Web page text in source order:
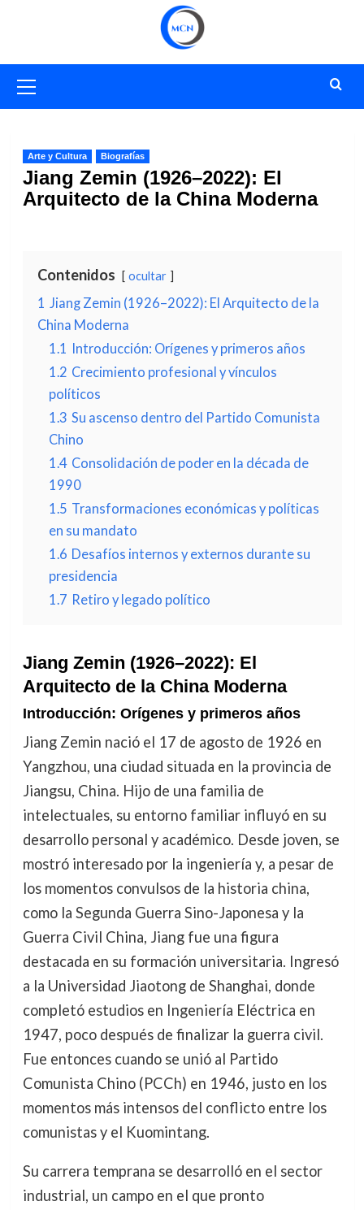
primario
Arte y Cultura Biografías
Jiang Zemin (1926–2022): El
Arquitecto de la China Moderna
Contenidos ocultar
1 Jiang Zemin (1926–2022): El Arquitecto de la
China Moderna
1.1 Introducción: Orígenes y primeros años
1.2 Crecimiento profesional y vínculos
políticos
1.3 Su ascenso dentro del Partido Comunista
Chino
1.4 Consolidación de poder en la década de
1990
1.5 Transformaciones económicas y políticas
en su mandato
1.6 Desafíos internos y externos durante su
presidencia
1.7 Retiro y legado político
Jiang Zemin (1926–2022): El
Arquitecto de la China Moderna
Introducción: Orígenes y primeros años
Jiang Zemin nació el 17 de agosto de 1926 en
Yangzhou, una ciudad situada en la provincia de
Jiangsu, China. Hijo de una familia de
intelectuales, su entorno familiar influyó en su
desarrollo personal y académico. Desde joven, se
mostró interesado por la ingeniería y, a pesar de
los momentos convulsos de la historia china,
como la Segunda Guerra Sino-Japonesa y la
Guerra Civil China, Jiang fue una figura
destacada en su formación universitaria. Ingresó
a la Universidad Jiaotong de Shanghai, donde
completó estudios en Ingeniería Eléctrica en
1947, poco después de finalizar la guerra civil.
Fue entonces cuando se unió al Partido
Comunista Chino (PCCh) en 1946, justo en los
momentos más intensos del conflicto entre los
comunistas y el Kuomintang.
Su carrera temprana se desarrolló en el sector
industrial, un campo en el que pronto